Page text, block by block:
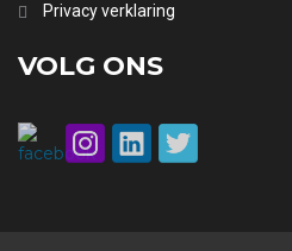
Privacy verklaring
VOLG ONS